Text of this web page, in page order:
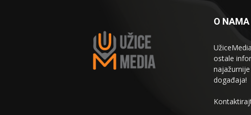
O NAMA
ostale
događaja!